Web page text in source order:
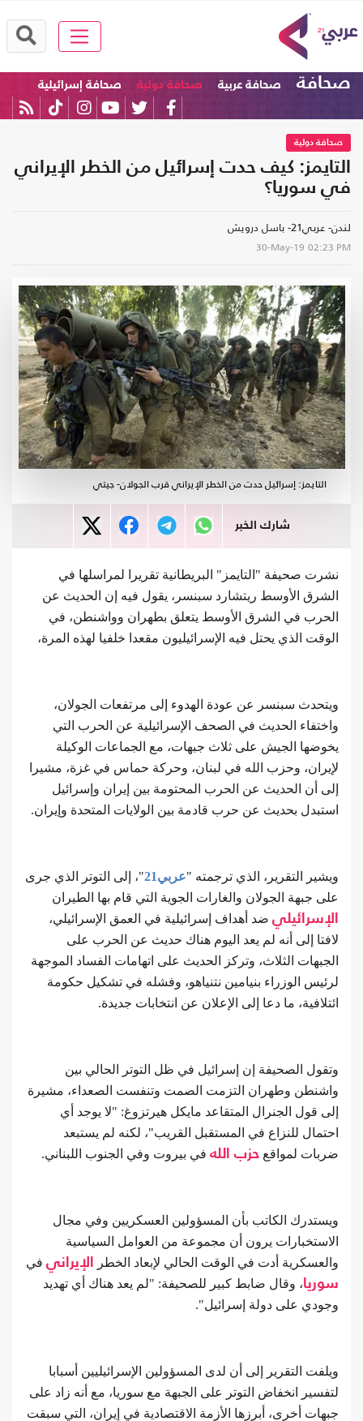
صحافة صحافة عربية صحافة دولية صحافة إسرائيلية
صحافة دولية
التايمز: كيف حدت إسرائيل من الخطر الإيراني
في سوريا؟
لندن- عربي21- باسل درويش
30-May-19 02:23 PM
التايمز: إسرائيل حدت من الخطر الإيراني قرب الجولان- جيتي
شارك الخبر
نشرت صحيفة "التايمز" البريطانية تقريرا لمراسلها في
الشرق الأوسط ريتشارد سبنسر، يقول فيه إن الحديث عن
الحرب في الشرق الأوسط يتعلق بطهران وواشنطن، في
الوقت الذي يحتل فيه الإسرائيليون مقعدا خلفيا لهذه المرة،
ويتحدث سبنسر عن عودة الهدوء إلى مرتفعات الجولان،
واختفاء الحديث في الصحف الإسرائيلية عن الحرب التي
يخوضها الجيش على ثلاث جبهات، مع الجماعات الوكيلة
لإيران، وحزب الله في لبنان، وحركة حماس في غزة، مشيرا
إلى أن الحديث عن الحرب المحتومة بين إيران وإسرائيل
استبدل بحديث عن حرب قادمة بين الولايات المتحدة وإيران.
ويشير التقرير، الذي ترجمته "عربي21
"، إلى التوتر الذي جرى
على جبهة الجولان والغارات الجوية التي قام بها الطيران
الإسرائيلي ضد أهداف إسرائيلية في العمق الإسرائيلي،
لافتا إلى أنه لم يعد اليوم هناك حديث عن الحرب على
الجبهات الثلاث، وتركز الحديث على اتهامات الفساد الموجهة
لرئيس الوزراء بنيامين نتنياهو، وفشله في تشكيل حكومة
ائتلافية، ما دعا إلى الإعلان عن انتخابات جديدة.
وتقول الصحيفة إن إسرائيل في ظل التوتر الحالي بين
واشنطن وطهران التزمت الصمت وتنفست الصعداء، مشيرة
إلى قول الجنرال المتقاعد مايكل هيرتزوغ: "لا يوجد أي
احتمال للنزاع في المستقبل القريب"، لكنه لم يستبعد
ضربات لمواقع حزب الله في بيروت وفي الجنوب اللبناني.
ويستدرك الكاتب بأن المسؤولين العسكريين وفي مجال
الاستخبارات يرون أن مجموعة من العوامل السياسية
والعسكرية أدت في الوقت الحالي لإبعاد الخطر
الإيراني في
سوريا، وقال ضابط كبير للصحيفة: "لم يعد هناك أي تهديد
وجودي على دولة إسرائيل".
ويلفت التقرير إلى أن لدى المسؤولين الإسرائيليين أسبابا
لتفسير انخفاض التوتر على الجبهة مع سوريا، مع أنه زاد على
جبهات أخرى، أبرزها الأزمة الاقتصادية في إيران، التي سبقت